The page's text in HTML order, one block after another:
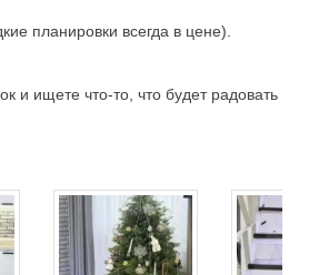
планировки всегда в цене).
и ищете что-то, что будет радовать